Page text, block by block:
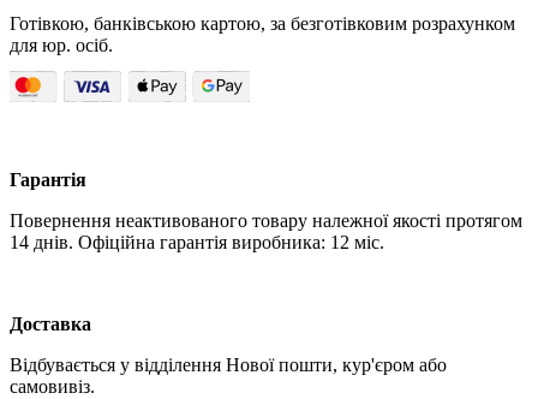
Готівкою, банківською картою, за безготівковим розрахунком
для юр. осіб.
Гарантія
Повернення неактивованого товару належної якості протягом
14 днів. Офіційна гарантія виробника: 12 міс.
Доставка
Відбувається у відділення Нової пошти, кур'єром або
самовивіз.